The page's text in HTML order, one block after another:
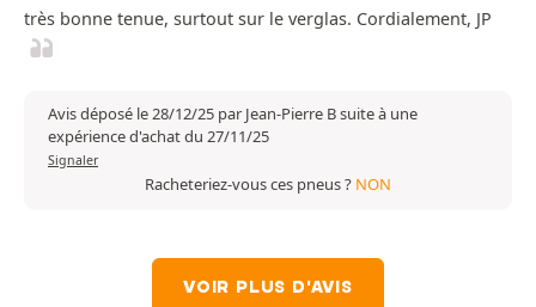
très bonne tenue, surtout sur le verglas. Cordialement, JP
Avis déposé le 28/12/25 par Jean-Pierre B suite à une
expérience d'achat du 27/11/25
Signaler
Racheteriez-vous ces pneus ? NON
VOIR PLUS D'AVIS